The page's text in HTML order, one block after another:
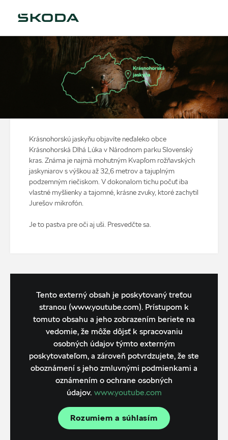
Krásnohorskú jaskyňu objavíte neďaleko obce
Krásnohorská Dlhá Lúka v Národnom parku Slovenský
kras. Známa je najmä mohutným Kvapľom rožňavských
jaskyniarov s výškou až 32,6 metrov a tajuplným
podzemným riečiskom. V dokonalom tichu počuť iba
vlastné myšlienky a tajomné, krásne zvuky, ktoré zachytil
Jurešov mikrofón.
Je to pastva pre oči aj uši. Presvedčte sa.
Tento externý obsah je poskytovaný treťou
stranou (www.youtube.com). Prístupom k
tomuto obsahu a jeho zobrazením beriete na
vedomie, že môže dôjsť k spracovaniu
osobných údajov týmto externým
poskytovateľom, a zároveň potvrdzujete, že ste
oboznámení s jeho zmluvnými podmienkami a
oznámením o ochrane osobných
údajov. www.youtube.com
Rozumiem a súhlasím